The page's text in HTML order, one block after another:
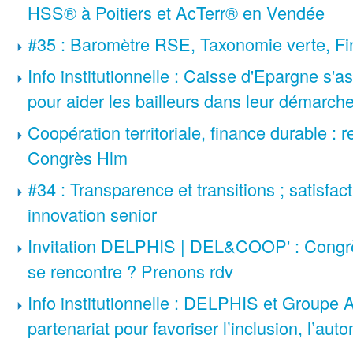
HSS® à Poitiers et AcTerr® en Vendée
#35 : Baromètre RSE, Taxonomie verte,
Info institutionnelle : Caisse d'Epargne
pour aider les bailleurs dans leur
Coopération territoriale, finance durable :
Congrès Hlm
#34 : Transparence et transitions ;
innovation senior
Invitation DELPHIS | DEL&COOP' :
se rencontre ? Prenons rdv
Info institutionnelle : DELPHIS et Groupe
partenariat pour favoriser l’inclusion,